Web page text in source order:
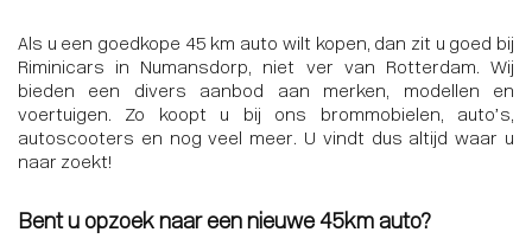
Als u een goedkope 45 km auto wilt kopen, dan zit u goed bij
Riminicars in Numansdorp, niet ver van Rotterdam. Wij
bieden een divers aanbod aan merken, modellen en
voertuigen. Zo koopt u bij ons brommobielen, auto’s,
autoscooters en nog veel meer. U vindt dus altijd waar u
naar zoekt!
Bent u opzoek naar een nieuwe 45km auto?